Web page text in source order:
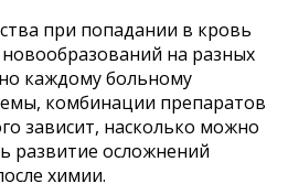
при попадании в кровь
на разных
каждому больному
комбинации препаратов
зависит, насколько можно
развитие осложнений
химии.